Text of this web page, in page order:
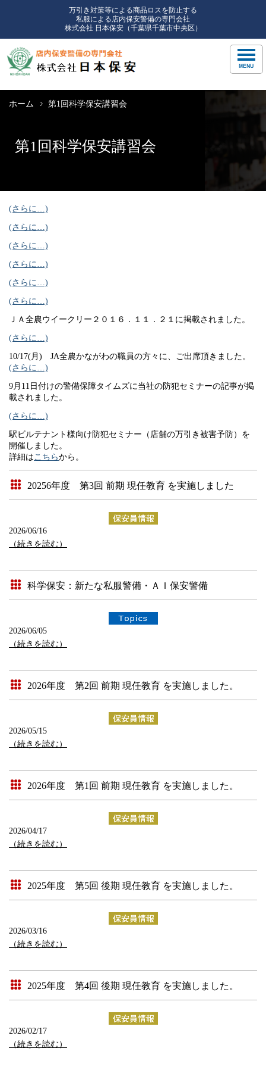
万引き対策等による商品ロスを防止する
私服による店内保安警備の専門会社
株式会社 日本保安（千葉県千葉市中央区）
ホーム 第1回科学保安講習会
第1回科学保安講習会
(さらに…)
(さらに…)
(さらに…)
(さらに…)
(さらに…)
(さらに…)
ＪＡ全農ウイークリー２０１６．１１．２１に掲載されました。
(さらに…)
10/17(月) JA全農かながわの職員の方々に、ご出席頂きました。
(さらに…)
9月11日付けの警備保障タイムズに当社の防犯セミナーの記事が掲
載されました。
(さらに…)
駅ビルテナント様向け防犯セミナー（店舗の万引き被害予防）を
開催しました。
詳細は こちらから。
20256年度 第3回 前期 現任教育 を実施しました
2026/06/16
（続きを読む）
科学保安：新たな私服警備・ＡＩ保安警備
2026/06/05
（続きを読む）
2026年度 第2回 前期 現任教育 を実施しました。
2026/05/15
（続きを読む）
2026年度 第1回 前期 現任教育 を実施しました。
2026/04/17
（続きを読む）
2025年度 第5回 後期 現任教育 を実施しました。
2026/03/16
（続きを読む）
2025年度 第4回 後期 現任教育 を実施しました。
2026/02/17
（続きを読む）